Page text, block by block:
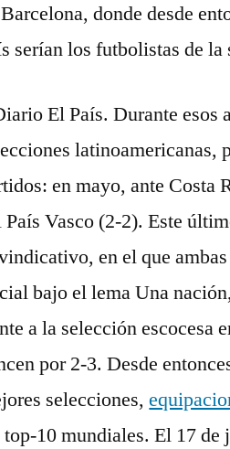
donde desde
serían los futbolistas de la
El País. Durante esos
latinoamericanas,
en mayo, ante Costa
País Vasco (2-2). Este
en el que
bajo el lema Una
a la selección escocesa
por 2-3. Desde
selecciones,
top-10 mundiales. El 17 de